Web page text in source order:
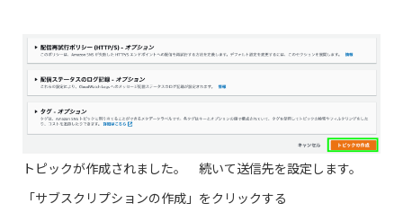
トピックが作成されました。 続いて送信先を設定します。
「サブスクリプションの作成」をクリックする